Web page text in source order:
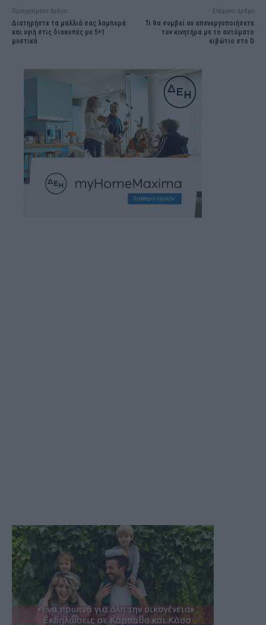
Προηγούμενο άρθρο
Διατηρήστε τα μαλλιά σας λαμπερά
και υγιή στις διακοπές με 5+1
μυστικά
Επόμενο άρθρο
Τι θα συμβεί αν απενεργοποιήσετε
τον κινητήρα με το αυτόματο
κιβώτιο στο D